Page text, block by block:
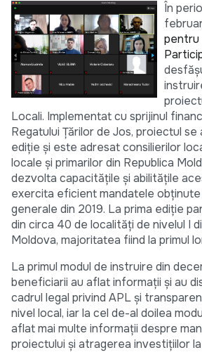
În
pentru
Locali. Implementat cu sprijinul
Regatului Țărilor de Jos, proiectul se
ediție și este adresat consilierilor
locale și primarilor din Republica
dezvolta capacitățile și abilitățile
exercita eficient mandatele
generale din 2019. La prima ediție
din circa 40 de localități de nivelul I
Moldova, majoritatea fiind la primul
La primul modul de instruire din
beneficiarii au aflat informații și au
cadrul legal privind APL și
nivel local, iar la cel de-al doilea
aflat mai multe informații despre
proiectului și atragerea investițiilor